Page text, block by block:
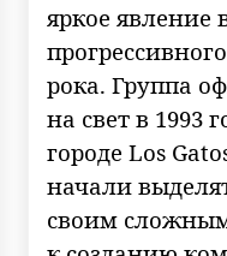
яркое явление
рока. Группа
на свет в 1993
городе Los
начали
своим